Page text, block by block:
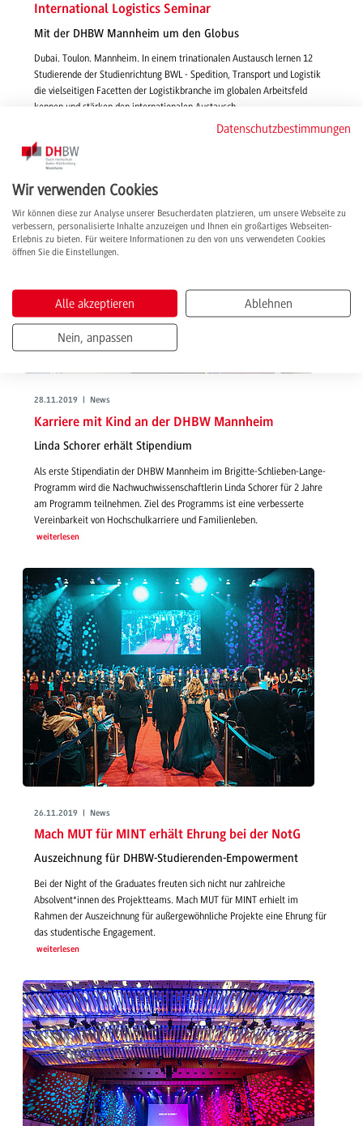
International Logistics Seminar
Mit der DHBW Mannheim um den Globus
Dubai. Toulon. Mannheim. In einem trinationalen Austausch lernen 12
Studierende der Studienrichtung BWL - Spedition, Transport und Logistik
die vielseitigen Facetten der Logistikbranche im globalen Arbeitsfeld
kennen und stärken den internationalen Austausch.
28.11.2019 | News
Karriere mit Kind an der DHBW Mannheim
Linda Schorer erhält Stipendium
Als erste Stipendiatin der DHBW Mannheim im Brigitte-Schlieben-Lange-
Programm wird die Nachwuchwissenschaftlerin Linda Schorer für 2 Jahre
am Programm teilnehmen. Ziel des Programms ist eine verbesserte
Vereinbarkeit von Hochschulkarriere und Familienleben.
weiterlesen
26.11.2019 | News
Mach MUT für MINT erhält Ehrung bei der NotG
Auszeichnung für DHBW-Studierenden-Empowerment
Bei der Night of the Graduates freuten sich nicht nur zahlreiche
Absolvent*innen des Projektteams. Mach MUT für MINT erhielt im
Rahmen der Auszeichnung für außergewöhnliche Projekte eine Ehrung für
das studentische Engagement.
weiterlesen
Datenschutzbestimmungen
Wir verwenden Cookies
Wir können diese zur Analyse unserer Besucherdaten platzieren, um unsere Webseite zu
verbessern, personalisierte Inhalte anzuzeigen und Ihnen ein großartiges Webseiten-
Erlebnis zu bieten. Für weitere Informationen zu den von uns verwendeten Cookies
öffnen Sie die Einstellungen.
Alle akzeptieren Ablehnen
Nein, anpassen